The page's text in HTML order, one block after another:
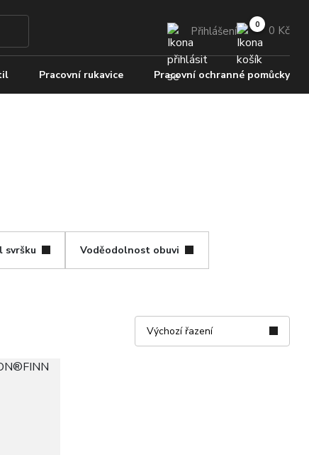
Přihlášení 0 Kč
Pracovní rukavice Pracovní ochranné pomůcky
svršku Voděodolnost obuvi
Výchozí řazení